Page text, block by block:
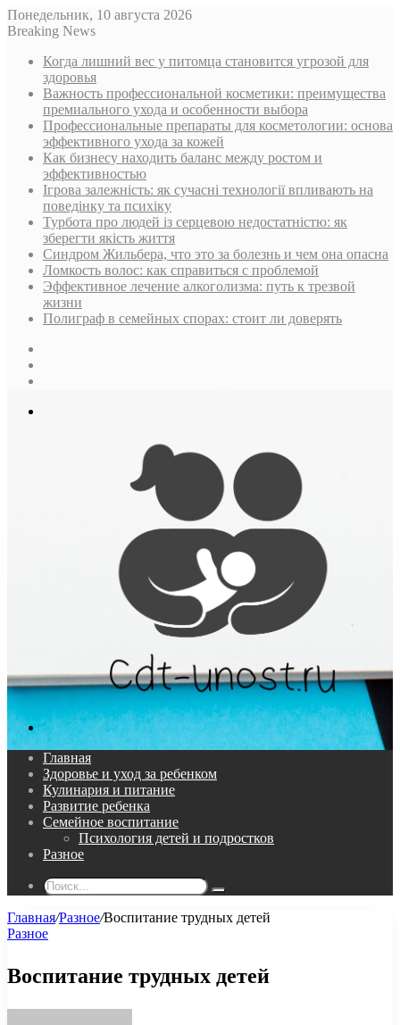
Понедельник, 10 августа 2026
Breaking News
Когда лишний вес у питомца становится угрозой для
здоровья
Важность профессиональной косметики: преимущества
премиального ухода и особенности выбора
Профессиональные препараты для косметологии: основа
эффективного ухода за кожей
Как бизнесу находить баланс между ростом и
эффективностью
Ігрова залежність: як сучасні технології впливають на
поведінку та психіку
Турбота про людей із серцевою недостатністю: як
зберегти якість життя
Синдром Жильбера, что это за болезнь и чем она опасна
Ломкость волос: как справиться с проблемой
Эффективное лечение алкоголизма: путь к трезвой
жизни
Полиграф в семейных спорах: стоит ли доверять
Поиск...
Главная
Здоровье и уход за ребенком
Кулинария и питание
Развитие ребенка
Семейное воспитание
Психология детей и подростков
Разное
Поиск...
Главная/Разное/Воспитание трудных детей
Разное
Воспитание трудных детей